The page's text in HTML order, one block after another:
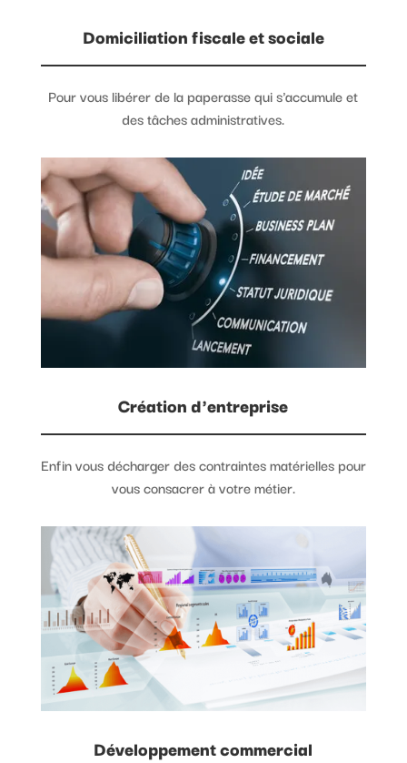
Domiciliation fiscale et sociale
Pour vous libérer de la paperasse qui s'accumule et
des tâches administratives.
Création d'entreprise
Enfin vous décharger des contraintes matérielles pour
vous consacrer à votre métier.
Développement commercial